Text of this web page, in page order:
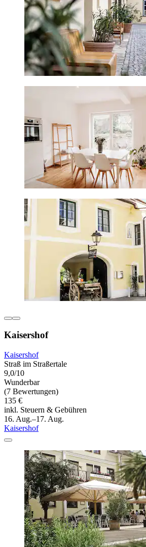
Kaisershof
Kaisershof
Straß im Straßertale
9,0/10
Wunderbar
(7 Bewertungen)
135 €
inkl. Steuern & Gebühren
16. Aug.–17. Aug.
Kaisershof